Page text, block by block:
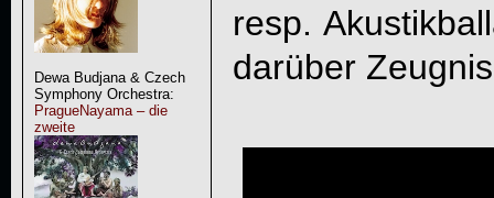
Dewa Budjana & Czech
Symphony Orchestra:
PragueNayama – die
zweite
resp.
darüber